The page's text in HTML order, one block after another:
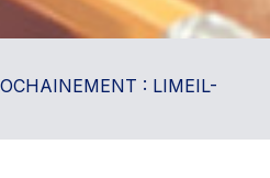
: LIMEIL-